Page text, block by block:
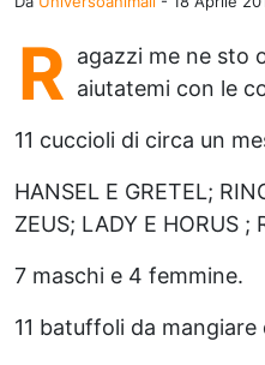
R agazzi me ne sto
aiutatemi con le
11 cuccioli di circa un
HANSEL E GRETEL;
ZEUS; LADY E HORUS ;
7 maschi e 4 femmine.
11 batuffoli da mangiare